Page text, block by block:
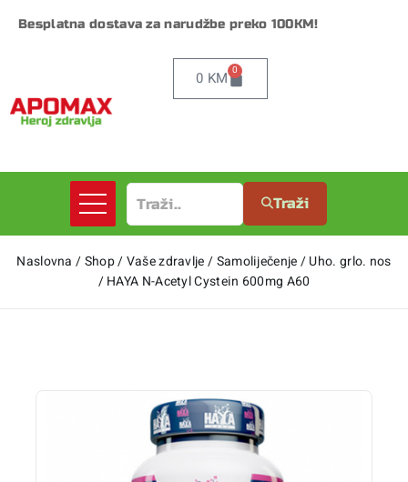
Besplatna dostava za narudžbe preko 100KM!
0 KM 0
Traži
Naslovna /Shop/Vaše zdravlje/Samoliječenje/Uho. grlo. nos
/HAYA N-Acetyl Cystein 600mg A60